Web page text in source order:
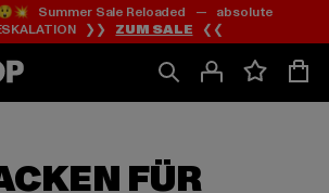
Zum
Inhalt
springen
Zum
Fußzeile
springen
Summer Sale Reloaded — absolute
❯❯ ZUM SALE ❮❮
FÜR
Zum
Produktraster
springen